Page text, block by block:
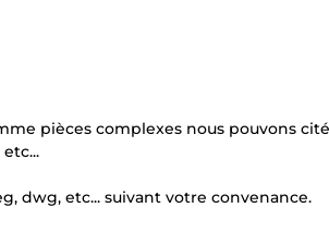
pièces complexes nous pouvons
dwg, etc... suivant votre convenance.